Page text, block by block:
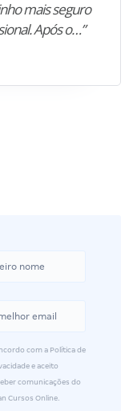
mais seguro
Após o…”
com a Política de
e aceito
comunicações do
Cursos Online.